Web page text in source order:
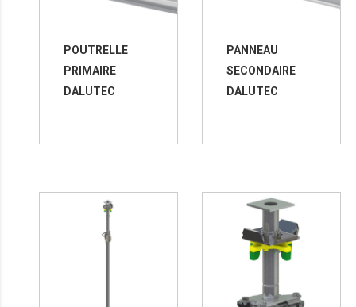
POUTRELLE
PRIMAIRE
DALUTEC
PANNEAU
SECONDAIRE
DALUTEC